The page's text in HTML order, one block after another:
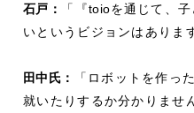
石戸： 「『toioを通じて、
いというビジョンはありま
田中氏：
「ロボットを作っ
就いたりするか分かりませ